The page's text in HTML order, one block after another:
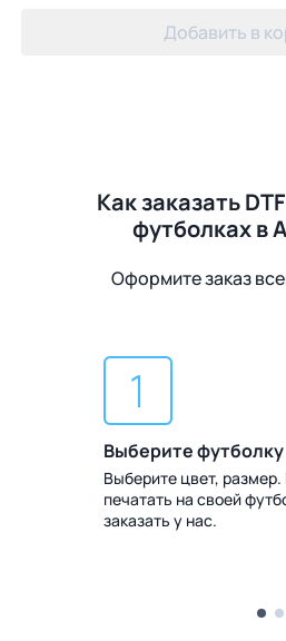
Добавить в
Как заказать
футболках в
Оформите заказ
Выберите футболку
Выберите цвет,
печатать на своей
заказать у нас.